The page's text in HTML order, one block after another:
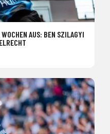
AUS: BEN SZILAGYI